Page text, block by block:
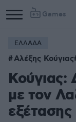
Games
ΕΛΛΑΔΑ
Αλέξης Κούγιας
Κούγιας:
με τον